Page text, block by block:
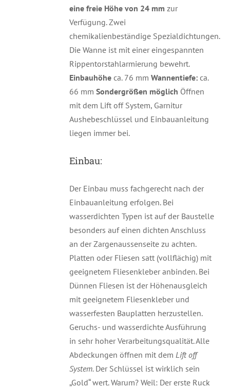
eine freie Höhe von 24 mm zur
Verfügung. Zwei
chemikalienbeständige Spezialdichtungen.
Die Wanne ist mit einer eingespannten
Rippentorstahlarmierung bewehrt.
Einbauhöheca. 76 mm Wannentiefe:ca.
66 mm Sondergrößen möglich Öffnen
mit dem Lift off System, Garnitur
Aushebeschlüssel und Einbauanleitung
liegen immer bei.
Einbau:
Der Einbau muss fachgerecht nach der
Einbauanleitung erfolgen. Bei
wasserdichten Typen ist auf der Baustelle
besonders auf einen dichten Anschluss
an der Zargenaussenseite zu achten.
Platten oder Fliesen satt (vollflächig) mit
geeignetem Fliesenkleber anbinden. Bei
Dünnen Fliesen ist der Höhenausgleich
mit geeignetem Fliesenkleber und
wasserfesten Bauplatten herzustellen.
Geruchs- und wasserdichte Ausführung
in sehr hoher Verarbeitungsqualität. Alle
Abdeckungen öffnen mit dem Lift off
System. Der Schlüssel ist wirklich sein
„Gold“ wert. Warum? Weil: Der erste Ruck